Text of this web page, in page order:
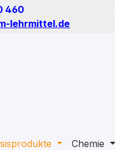
460
lehrmittel.de
Chemie